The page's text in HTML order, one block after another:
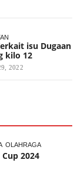
isu Dugaan
kilo 12
2022
OLAHRAGA
2024